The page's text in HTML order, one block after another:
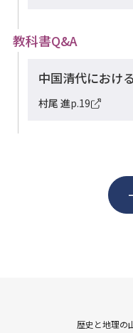
教科書Q&A
中国清代におけ
村尾 進p.19
歴史と地理の